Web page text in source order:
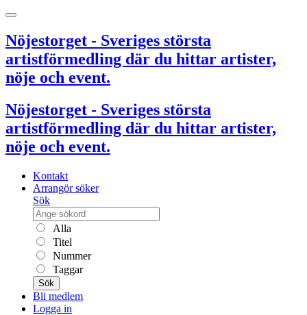
Nöjestorget - Sveriges största
artistförmedling där du hittar artister,
nöje och event.
Nöjestorget - Sveriges största
artistförmedling där du hittar artister,
nöje och event.
Kontakt
Arrangör söker
Sök
Alla
Titel
Nummer
Taggar
Sök
Bli medlem
Logga in